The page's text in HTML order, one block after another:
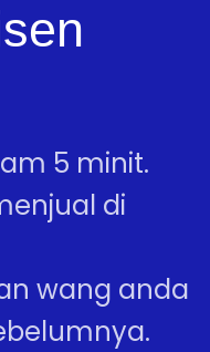
5 minit.
di
wang anda